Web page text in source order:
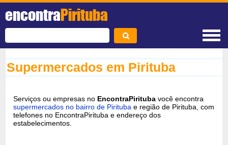
encontraPirituba
Supermercados em Pirituba
Serviços ou empresas no EncontraPirituba você encontra
supermercados no bairro de Pirituba e região de Pirituba, com
telefones no EncontraPirituba e endereço dos
estabelecimentos.